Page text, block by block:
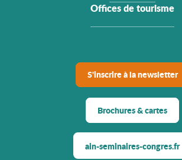
Offices de tourisme
S'inscrire à la newsletter
Brochures & cartes
ain-seminaires-congres.fr